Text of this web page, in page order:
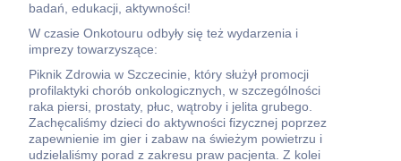
badań, edukacji, aktywności!
W czasie Onkotouru odbyły się też wydarzenia i
imprezy towarzyszące:
Piknik Zdrowia w Szczecinie, który służył promocji
profilaktyki chorób onkologicznych, w szczególności
raka piersi, prostaty, płuc, wątroby i jelita grubego.
Zachęcaliśmy dzieci do aktywności fizycznej poprzez
zapewnienie im gier i zabaw na świeżym powietrzu i
udzielaliśmy porad z zakresu praw pacjenta. Z kolei